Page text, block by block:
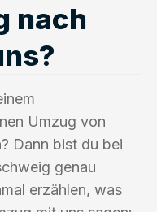
nach
Umzug von
Dann bist du bei
genau
erzählen, was